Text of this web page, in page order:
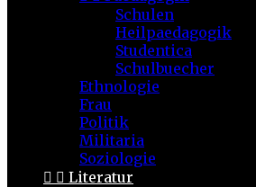
Schulen
Heilpaedagogik
Studentica
Schulbuecher
Ethnologie
Frau
Politik
Militaria
Soziologie
  Literatur